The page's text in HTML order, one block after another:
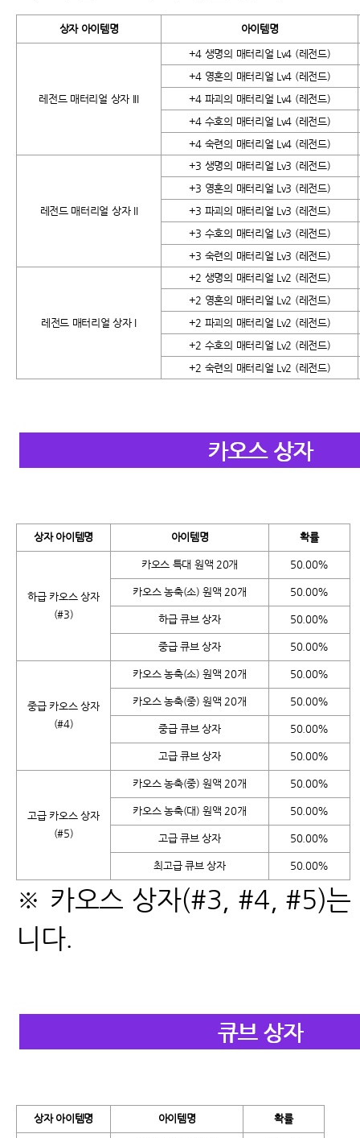
상자 아이템명 아이템명
레전드 매터리얼 상자 III
+4 생명의 매터리얼 Lv4 (레전드)
+4 영혼의 매터리얼 Lv4 (레전드)
+4 파괴의 매터리얼 Lv4 (레전드)
+4 수호의 매터리얼 Lv4 (레전드)
+4 숙련의 매터리얼 Lv4 (레전드)
레전드 매터리얼 상자 II
+3 생명의 매터리얼 Lv3 (레전드)
+3 영혼의 매터리얼 Lv3 (레전드)
+3 파괴의 매터리얼 Lv3 (레전드)
+3 수호의 매터리얼 Lv3 (레전드)
+3 숙련의 매터리얼 Lv3 (레전드)
레전드 매터리얼 상자 I
+2 생명의 매터리얼 Lv2 (레전드)
+2 영혼의 매터리얼 Lv2 (레전드)
+2 파괴의 매터리얼 Lv2 (레전드)
+2 수호의 매터리얼 Lv2 (레전드)
+2 숙련의 매터리얼 Lv2 (레전드)
상자 아이템명 아이템명 확률
하급 카오스 상자
(#3)
카오스 특대 원액 20개 50.00%
카오스 농축(소) 원액 20개 50.00%
하급 큐브 상자 50.00%
중급 큐브 상자 50.00%
중급 카오스 상자
(#4)
카오스 농축(소) 원액 20개 50.00%
카오스 농축(중) 원액 20개 50.00%
중급 큐브 상자 50.00%
고급 큐브 상자 50.00%
고급 카오스 상자
(#5)
카오스 농축(중) 원액 20개 50.00%
카오스 농축(대) 원액 20개 50.00%
고급 큐브 상자 50.00%
최고급 큐브 상자 50.00%
※ 카오스 상자(#3, #4, #5)는
니다.
상자 아이템명 아이템명 확률